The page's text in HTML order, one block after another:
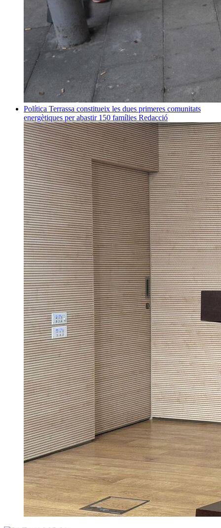
Política Terrassa constitueix les dues primeres comunitats
energètiques per abastir 150 famílies Redacció